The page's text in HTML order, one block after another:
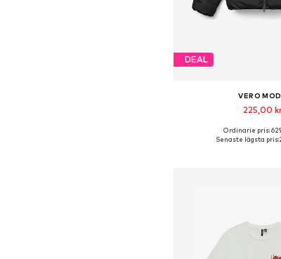
DEAL
VERO
225,00
Tillgängliga storlekar:
Ordinarie pris:
Senaste lägsta pris: